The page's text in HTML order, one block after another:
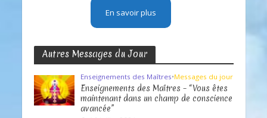
En savoir plus
Autres Messages du Jour
Enseignements des Maîtres•Messages du jour
Enseignements des Maîtres – “Vous êtes
maintenant dans un champ de conscience
avancée”